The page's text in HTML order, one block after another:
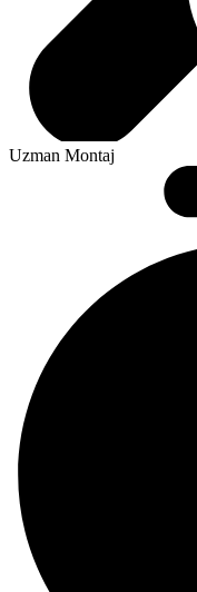
Uzman Montaj